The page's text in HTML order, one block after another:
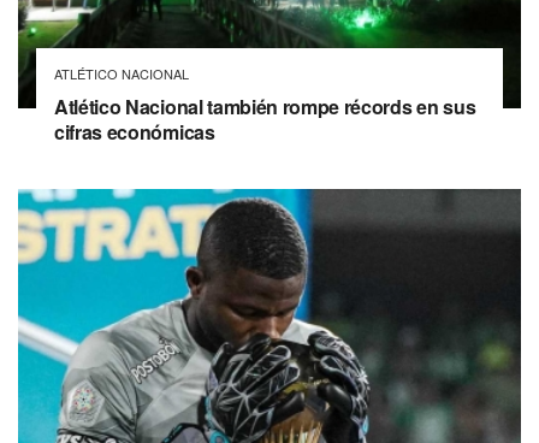
ATLÉTICO NACIONAL
Atlético Nacional también rompe récords en sus
cifras económicas